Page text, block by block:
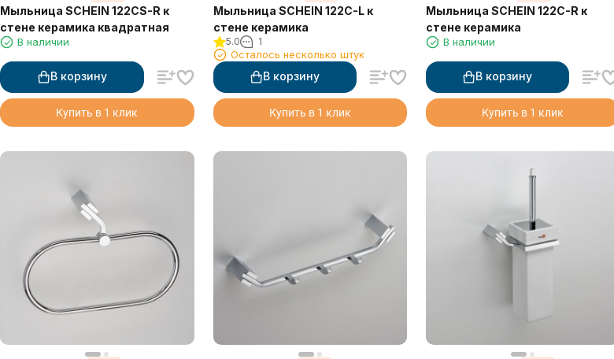
Мыльница SCHEIN 122CS-R к
стене керамика квадратная
В наличии
В корзину
Купить в 1 клик
Мыльница SCHEIN 122C-L к
стене керамика
5.0 1
Осталось несколько штук
В корзину
Купить в 1 клик
Мыльница SCHEIN 122C-R к
стене керамика
В наличии
В корзину
Купить в 1 клик